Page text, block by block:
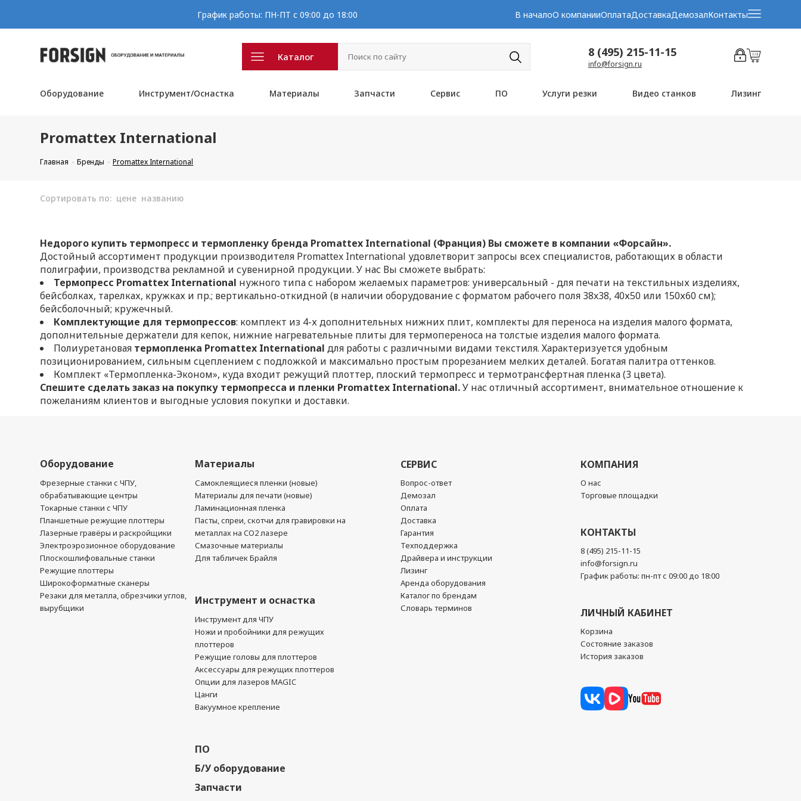
График работы: ПН-ПТ с 09:00 до 18:00 В началоО компанииОплатаДоставкаДемозалКонтакты
Каталог 8 (495) 215-11-15
info@forsign.ru
Оборудование Инструмент/Оснастка Материалы Запчасти Сервис ПО Услуги резки Видео станков Лизинг
Promattex International
Главная Бренды Promattex International
Сортировать по: цене названию
Недорого купить термопресс и термопленку бренда Promattex International (Франция) Вы сможете в компании «Форсайн».
Достойный ассортимент продукции производителя Promattex International удовлетворит запросы всех специалистов, работающих в области
полиграфии, производства рекламной и сувенирной продукции. У нас Вы сможете выбрать:
Термопресс Promattex International нужного типа с набором желаемых параметров: универсальный - для печати на текстильных изделиях,
бейсболках, тарелках, кружках и пр.; вертикально-откидной (в наличии оборудование с форматом рабочего поля 38x38, 40х50 или 150х60 см);
бейсболочный; кружечный.
Комплектующие для термопрессов: комплект из 4-х дополнительных нижних плит, комплекты для переноса на изделия малого формата,
дополнительные держатели для кепок, нижние нагревательные плиты для термопереноса на толстые изделия малого формата.
Полиуретановая термопленка Promattex Internationalдля работы с различными видами текстиля. Характеризуется удобным
позиционированием, сильным сцеплением с подложкой и максимально простым прорезанием мелких деталей. Богатая палитра оттенков.
Комплект «Термопленка-Эконом», куда входит режущий плоттер, плоский термопресс и термотрансфертная пленка (3 цвета).
Спешите сделать заказ на покупку термопресса и пленки Promattex International.У нас отличный ассортимент, внимательное отношение к
пожеланиям клиентов и выгодные условия покупки и доставки.
Оборудование
Фрезерные станки с ЧПУ,
обрабатывающие центры
Токарные станки с ЧПУ
Планшетные режущие плоттеры
Лазерные гравёры и раскройщики
Электроэрозионное оборудование
Плоскошлифовальные станки
Режущие плоттеры
Широкоформатные сканеры
Резаки для металла, обрезчики углов,
вырубщики
Материалы
Самоклеящиеся пленки (новые)
Материалы для печати (новые)
Ламинационная пленка
Пасты, спреи, скотчи для гравировки на
металлах на CO2 лазере
Смазочные материалы
Для табличек Брайля
Инструмент и оснастка
Инструмент для ЧПУ
Ножи и пробойники для режущих
плоттеров
Режущие головы для плоттеров
Аксессуары для режущих плоттеров
Опции для лазеров MAGIC
Цанги
Вакуумное крепление
ПО
Б/У оборудование
Запчасти
СЕРВИС
Вопрос-ответ
Демозал
Оплата
Доставка
Гарантия
Техподдержка
Драйвера и инструкции
Лизинг
Аренда оборудования
Каталог по брендам
Словарь терминов
КОМПАНИЯ
О нас
Торговые площадки
КОНТАКТЫ
8 (495) 215-11-15
info@forsign.ru
График работы: пн-пт с 09:00 до 18:00
ЛИЧНЫЙ КАБИНЕТ
Корзина
Состояние заказов
История заказов